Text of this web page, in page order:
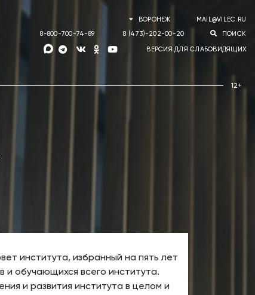
ВОРОНЕЖ MAIL@VILEC.RU
8-800-700-74-89 8 (473)-202-00-20 ПОИСК
ВЕРСИЯ ДЛЯ СЛАБОВИДЯЩИХ
института, избранный на пять лет
и обучающихся всего института.
и развития института в целом и